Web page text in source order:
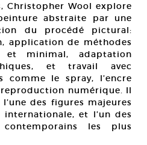
Christopher Wool explore
abstraite par une
du procédé pictural:
application de méthodes
et minimal, adaptation
et travail avec
comme le spray, l’encre
numérique. Il
des figures majeures
et l’un des
les plus